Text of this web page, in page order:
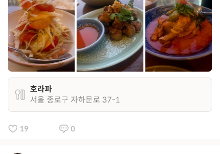
호라파
서울 종로구 자하문로 37-1
19 0